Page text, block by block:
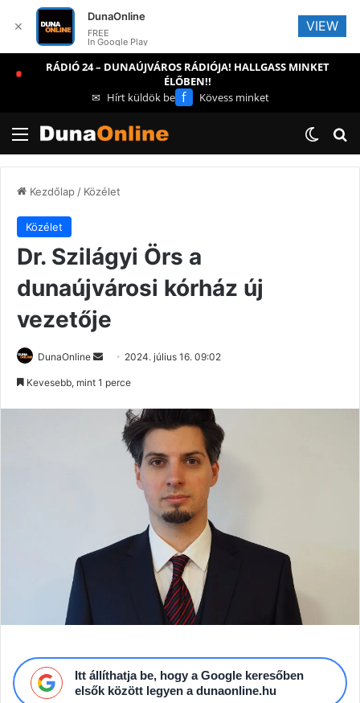
RÁDIÓ 24 – DUNAÚJVÁROS RÁDIÓJA! HALLGASS MINKET
ÉLŐBEN!!
✉ Hírt küldök be f Kövess minket
Menü
Kezdőlap/ Közélet
Közélet
Dr. Szilágyi Örs a
dunaújvárosi kórház új
vezetője
DunaOnline
Send 2024. július 16. 09:02
Kevesebb, mint 1 perce
Itt állíthatja be, hogy a Google keresőben
elsők között legyen a dunaonline.hu
✕
DunaOnline
FREE
In Google Play
VIEW